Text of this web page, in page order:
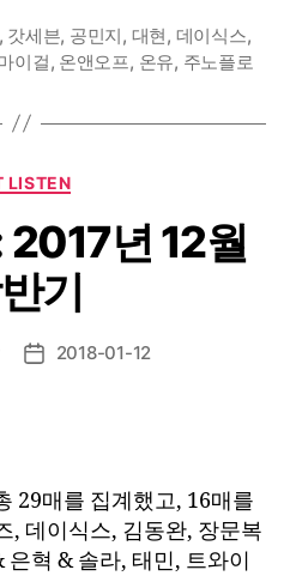
갓세븐, 공민지, 대현, 데이식스,
이걸, 온앤오프, 온유, 주노플로
Categories
LISTEN
년 12월
기
Post2018-01-12
29매를 집계했고, 16매를
, 데이식스, 김동완, 장문복
혁 & 솔라, 태민, 트와이